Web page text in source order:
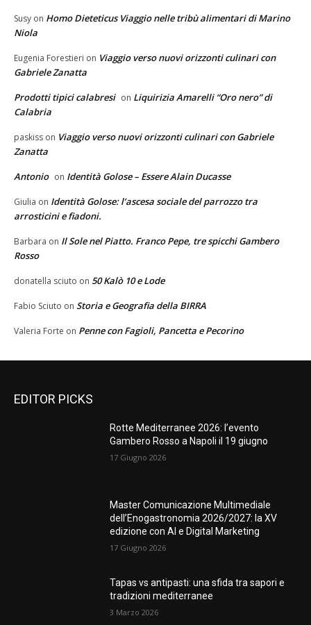
Susy on Homo Dieteticus Viaggio nelle tribù alimentari di Marino
Niola
Eugenia Forestieri on Viaggio verso nuovi orizzonti culinari con
Gabriele Zanatta
Prodotti tipici calabresi on Liquirizia Amarelli “Oro nero” di
Calabria
paskiss on Viaggio verso nuovi orizzonti culinari con Gabriele
Zanatta
Antonio on Identità Golose – Essere Alain Ducasse
Giulia on Identità Golose: l’ascesa sociale del parrozzo tra
arrosticini e fiadoni.
Barbara on Il Sole nel Piatto. Franco Pepe, tre spicchi Gambero
Rosso
donatella sciuto on 50 Kalò 10 e Lode
Fabio Sciuto on Storia e Geografia della BIRRA
Valeria Forte on Penne con Fagioli, Pancetta e Pecorino
EDITOR PICKS
Rotte Mediterranee 2026: l’evento
Gambero Rosso a Napoli il 19 giugno
17 Giugno 2026
Master Comunicazione Multimediale
dell’Enogastronomia 2026/2027: la XV
edizione con AI e Digital Marketing
17 Giugno 2026
Tapas vs antipasti: una sfida tra sapori e
tradizioni mediterranee
3 Marzo 2026